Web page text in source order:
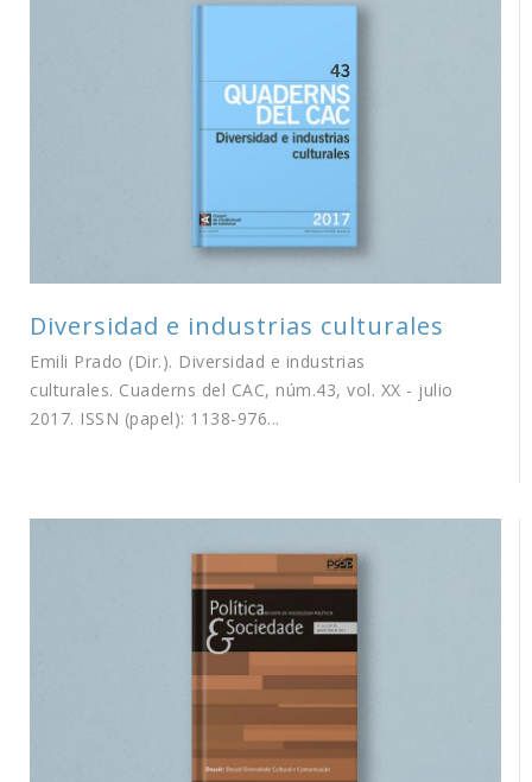
Diversidad e industrias culturales
Emili Prado (Dir.). Diversidad e industrias
culturales. Cuaderns del CAC, núm.43, vol. XX - julio
2017. ISSN (papel): 1138-976...